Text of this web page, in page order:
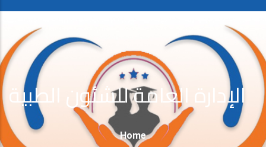
الإدارة العامة للشئون الطبية
Breadcrumb
Home